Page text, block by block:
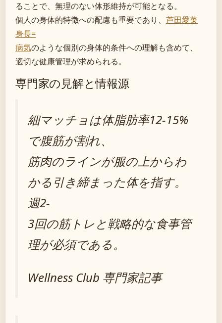
ることで、無理のない体形維持が可能となる。
個人の身体的特徴への配慮も重要であり、 芦田愛菜
身長=
病気のような個別の身体的条件への理解も含めて、
適切な健康管理が求められる。
専門家の見解と情報源
細マッチョは体脂肪率12-15%
で腹筋が割れ、
筋肉のラインが服の上からわ
かる引き締まった体を指す。
週2-
3回の筋トレと戦略的な食事管
理が必須である。
Wellness Club 専門家記事